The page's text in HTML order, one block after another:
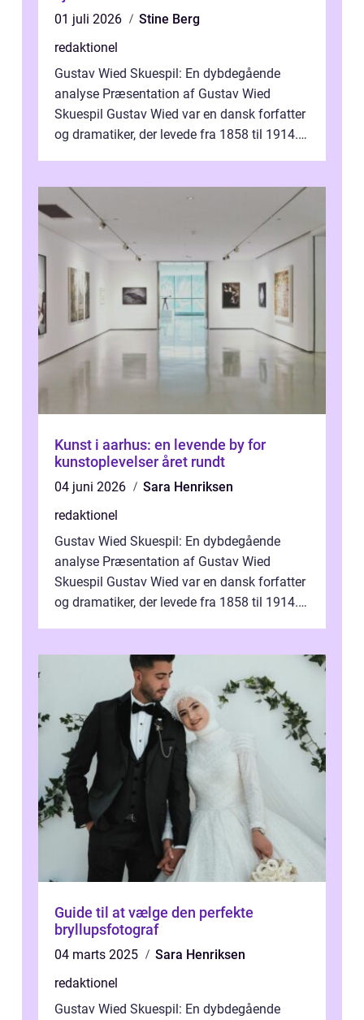
01 juli 2026
Stine Berg
redaktionel
Gustav Wied Skuespil: En dybdegående
analyse Præsentation af Gustav Wied
Skuespil Gustav Wied var en dansk forfatter
og dramatiker, der levede fra 1858 til 1914.
Kunst i aarhus: en levende by for
kunstoplevelser året rundt
04 juni 2026
Sara Henriksen
redaktionel
Gustav Wied Skuespil: En dybdegående
analyse Præsentation af Gustav Wied
Skuespil Gustav Wied var en dansk forfatter
og dramatiker, der levede fra 1858 til 1914.
Guide til at vælge den perfekte
bryllupsfotograf
04 marts 2025
Sara Henriksen
redaktionel
Gustav Wied Skuespil: En dybdegående